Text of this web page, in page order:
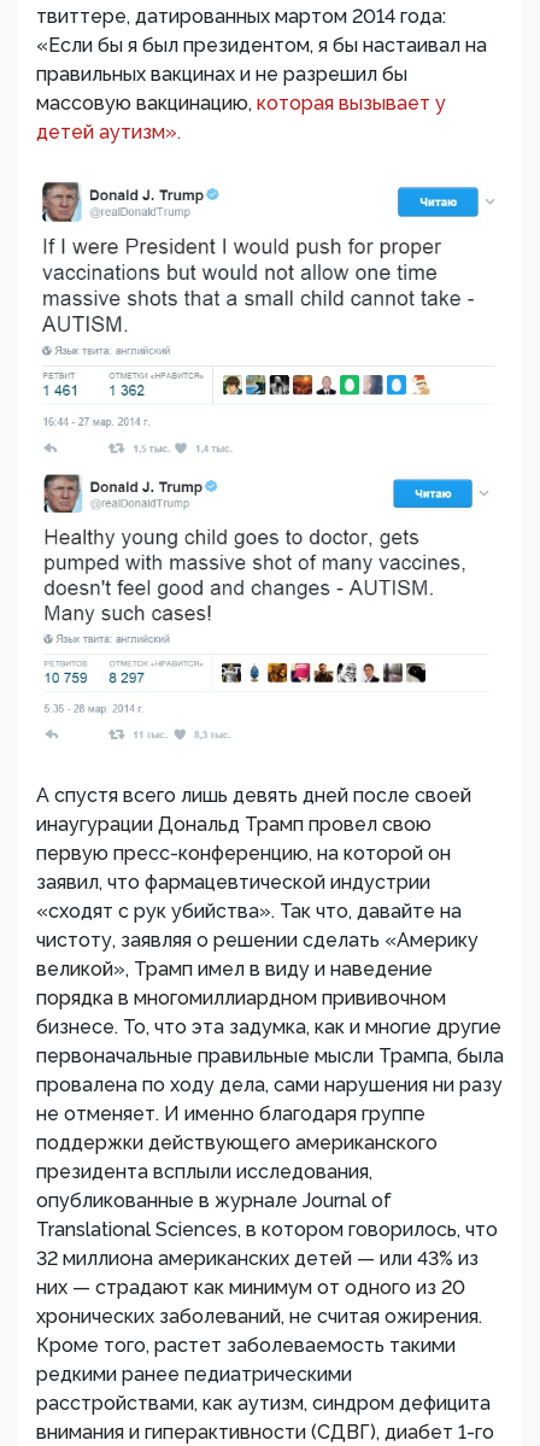
твиттере, датированных мартом 2014 года:
«Если бы я был президентом, я бы настаивал на
правильных вакцинах и не разрешил бы
массовую вакцинацию, которая вызывает у
детей аутизм».
А спустя всего лишь девять дней после своей
инаугурации Дональд Трамп провел свою
первую пресс-конференцию, на которой он
заявил, что фармацевтической индустрии
«сходят с рук убийства». Так что, давайте на
чистоту, заявляя о решении сделать «Америку
великой», Трамп имел в виду и наведение
порядка в многомиллиардном прививочном
бизнесе. То, что эта задумка, как и многие другие
первоначальные правильные мысли Трампа, была
провалена по ходу дела, сами нарушения ни разу
не отменяет. И именно благодаря группе
поддержки действующего американского
президента всплыли исследования,
опубликованные в журнале Journal of
Translational Sciences, в котором говорилось, что
32 миллиона американских детей — или 43% из
них — страдают как минимум от одного из 20
хронических заболеваний, не считая ожирения.
Кроме того, растет заболеваемость такими
редкими ранее педиатрическими
расстройствами, как аутизм, синдром дефицита
внимания и гиперактивности (СДВГ), диабет 1-го